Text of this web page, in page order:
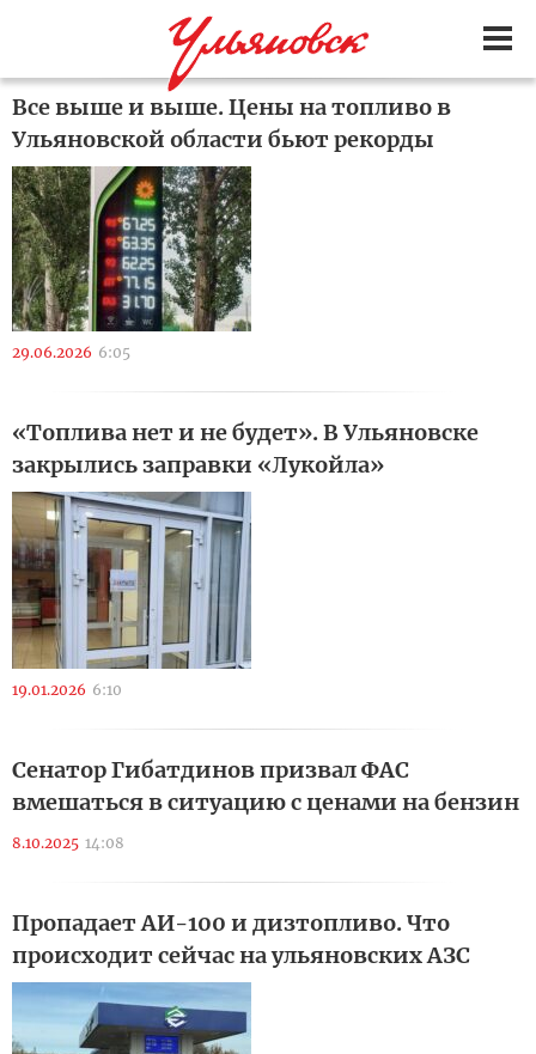
Все выше и выше. Цены на топливо в
Ульяновской области бьют рекорды
29.06.2026 6:05
«Топлива нет и не будет». В Ульяновске
закрылись заправки «Лукойла»
19.01.2026 6:10
Сенатор Гибатдинов призвал ФАС
вмешаться в ситуацию с ценами на бензин
8.10.2025 14:08
Пропадает АИ-100 и дизтопливо. Что
происходит сейчас на ульяновских АЗС